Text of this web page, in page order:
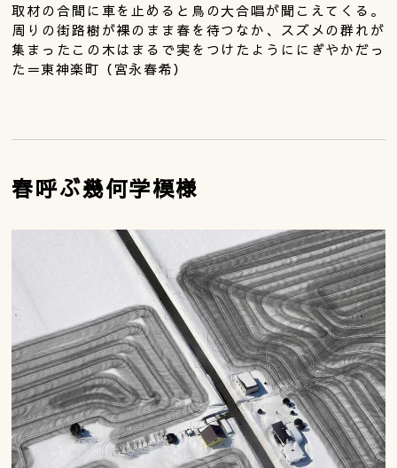
取材の合間に車を止めると鳥の大合唱が聞こえてくる。
周りの街路樹が裸のまま春を待つなか、スズメの群れが
集まったこの木はまるで実をつけたようににぎやかだっ
た＝東神楽町（宮永春希）
春呼ぶ幾何学模様